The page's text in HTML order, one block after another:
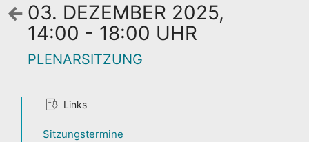
Zurück
Wochenansicht
03. DEZEMBER 2025,
14:00 - 18:00 UHR
PLENARSITZUNG
Links
Sitzungstermine
TAG DER